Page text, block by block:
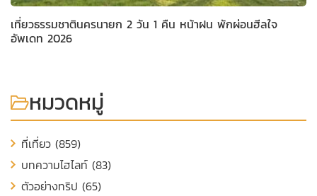
เที่ยวธรรมชาตินครนายก 2 วัน 1 คืน หน้าฝน พักผ่อนฮีลใจ
อัพเดท 2026
หมวดหมู่
ที่เที่ยว (859)
บทความไฮไลท์ (83)
ตัวอย่างทริป (65)